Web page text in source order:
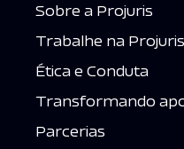
Sobre a Projuris
Trabalhe na Projuris
Ética e Conduta
Transformando
Parcerias